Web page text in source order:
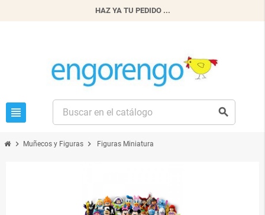
HAZ YA TU PEDIDO ...
view_headline search
chevron_right Muñecos y Figuras chevron_right Figuras Miniatura